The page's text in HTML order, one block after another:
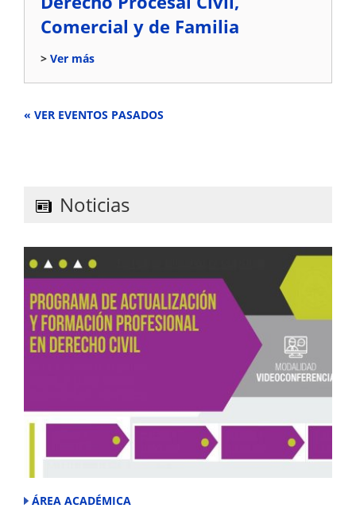
Comercial y de Familia
Ver más
VER EVENTOS PASADOS
Noticias
ÁREA ACADÉMICA